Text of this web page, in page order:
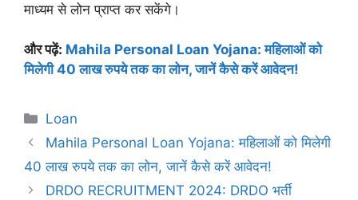
माध्यम से लोन प्राप्त कर सकेंगे।
और पढ़ें: Mahila Personal Loan Yojana: महिलाओं को
मिलेगी 40 लाख रुपये तक का लोन, जानें कैसे करें आवेदन!
Categories
Loan
Mahila Personal Loan Yojana: महिलाओं को मिलेगी
40 लाख रुपये तक का लोन, जानें कैसे करें आवेदन!
DRDO RECRUITMENT 2024: DRDO भर्ती